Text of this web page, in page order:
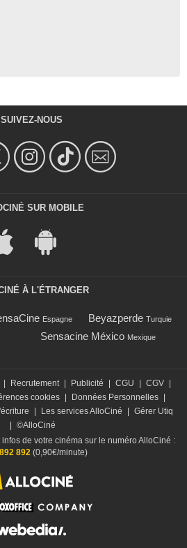
SUIVEZ-NOUS
SUR MOBILE
À L'ÉTRANGER
Espagne Beyazperde Turquie
Sensacine México Mexique
Recrutement Publicité CGU CGV
cookies Données Personnelles
Les services AlloCiné
Gérer Utiq
©AlloCiné
de votre cinéma sur le numéro AlloCiné :
892(0,90€/minute)